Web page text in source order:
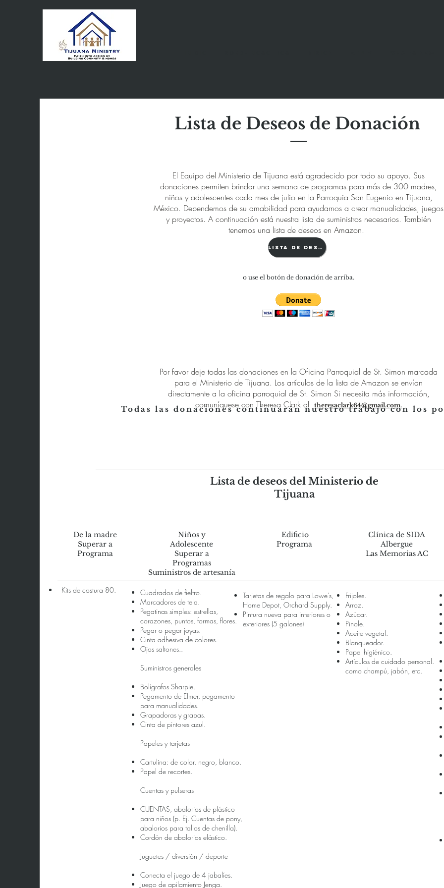
Lista de Deseos de Donación
El Equipo del Ministerio de Tijuana está agradecido por todo su apoyo. Sus
donaciones permiten brindar una semana de programas para más de 300 madres,
niños y adolescentes cada mes de julio en la Parroquia San Eugenio en Tijuana,
México. Dependemos de su amabilidad para ayudarnos a crear manualidades, juegos
y proyectos. A continuación está nuestra lista de suministros necesarios. También
tenemos una lista de deseos en Amazon.
Por favor deje todas las donaciones en la Oficina Parroquial de St. Simon marcada
para el Ministerio de Tijuana. Los artículos de la lista de Amazon se envían
directamente a la oficina parroquial de St. Simon Si necesita más información,
comuníquese con Theresa Clark al
theresaclark64@gmail.com.
Lista de deseos
o use el botón de donación de arriba.
Todas las donaciones continuarán nuestro trabajo con los
Lista de deseos del Ministerio de
Tijuana
De la madre
Superar a
Programa
Niños y
Adolescente
Superar a
Programas
Suministros de artesanía
Cuadrados de fieltro.
Marcadores de tela.
Pegatinas simples: estrellas,
corazones, puntos, formas, flores.
Pegar o pegar joyas.
Cinta adhesiva de colores.
Ojos saltones..
Suministros generales
Bolígrafos Sharpie.
Pegamento de Elmer, pegamento
para manualidades.
Grapadoras y grapas.
Cinta de pintores azul.
Papeles y tarjetas
Cartulina: de color, negro, blanco.
Papel de recortes.
Cuentas y pulseras
CUENTAS, abalorios de plástico
para niños (p. Ej. Cuentas de pony,
abalorios para tallos de chenilla).
Cordón de abalorios elástico.
Juguetes / diversión / deporte
Conecta el juego de 4 jabalíes.
Juego de apilamiento Jenga.
Edificio
Programa
Tarjetas de regalo para Lowe's,
Home Depot, Orchard Supply.
Pintura nueva para interiores o
exteriores (5 galones)
Clínica de SIDA
Albergue
Las Memorias AC
Frijoles.
Arroz.
Azúcar.
Pinole.
Aceite vegetal.
Blanqueador.
Papel higiénico.
Artículos de cuidado personal.
como champú, jabón, etc.
Kits de costura 80.